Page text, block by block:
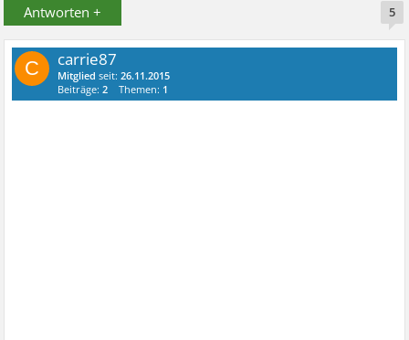
Antworten + 5
C carrie87
Mitglied seit:26.11.2015
Beiträge:2 Themen: 1